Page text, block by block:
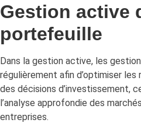
Gestion active
portefeuille
Dans la gestion active, les
régulièrement afin d’optimiser les
des décisions d’investissement,
l’analyse approfondie des
entreprises.